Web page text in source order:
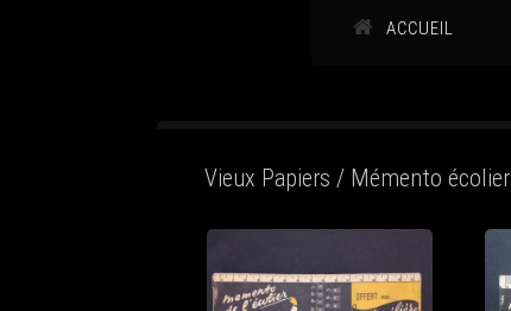
ACCUEIL
Vieux Papiers / Mémento écolier